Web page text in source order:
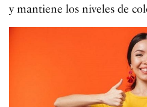
y mantiene los niveles de